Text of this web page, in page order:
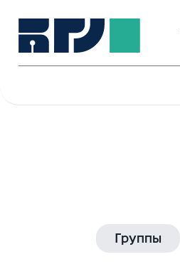
Группы